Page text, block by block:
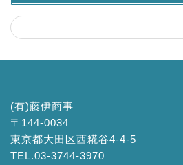
(有)藤伊商事
〒144-0034
東京都大田区西糀谷4-4-5
TEL.03-3744-3970